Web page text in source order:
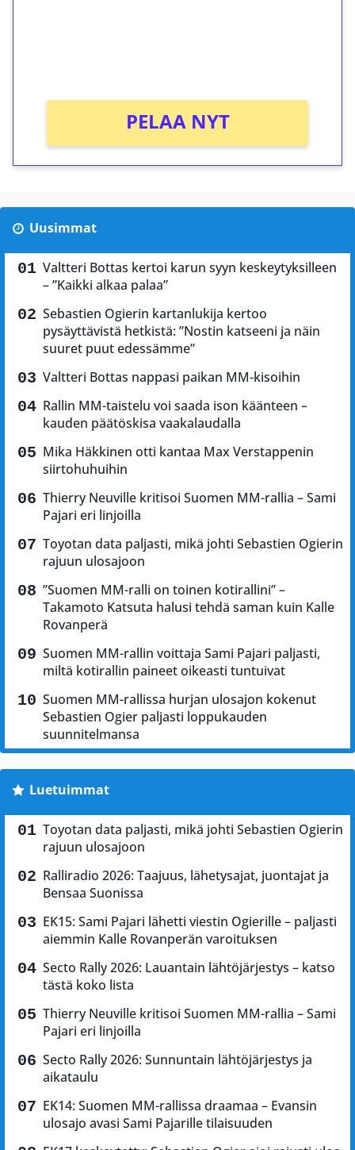
PELAA NYT
Uusimmat
Valtteri Bottas kertoi karun syyn keskeytyksilleen
– ”Kaikki alkaa palaa”
Sebastien Ogierin kartanlukija kertoo
pysäyttävistä hetkistä: ”Nostin katseeni ja näin
suuret puut edessämme”
Valtteri Bottas nappasi paikan MM-kisoihin
Rallin MM-taistelu voi saada ison käänteen –
kauden päätöskisa vaakalaudalla
Mika Häkkinen otti kantaa Max Verstappenin
siirtohuhuihin
Thierry Neuville kritisoi Suomen MM-rallia – Sami
Pajari eri linjoilla
Toyotan data paljasti, mikä johti Sebastien Ogierin
rajuun ulosajoon
”Suomen MM-ralli on toinen kotirallini” –
Takamoto Katsuta halusi tehdä saman kuin Kalle
Rovanperä
Suomen MM-rallin voittaja Sami Pajari paljasti,
miltä kotirallin paineet oikeasti tuntuivat
Suomen MM-rallissa hurjan ulosajon kokenut
Sebastien Ogier paljasti loppukauden
suunnitelmansa
Luetuimmat
Toyotan data paljasti, mikä johti Sebastien Ogierin
rajuun ulosajoon
Ralliradio 2026: Taajuus, lähetysajat, juontajat ja
Bensaa Suonissa
EK15: Sami Pajari lähetti viestin Ogierille – paljasti
aiemmin Kalle Rovanperän varoituksen
Secto Rally 2026: Lauantain lähtöjärjestys – katso
tästä koko lista
Thierry Neuville kritisoi Suomen MM-rallia – Sami
Pajari eri linjoilla
Secto Rally 2026: Sunnuntain lähtöjärjestys ja
aikataulu
EK14: Suomen MM-rallissa draamaa – Evansin
ulosajo avasi Sami Pajarille tilaisuuden